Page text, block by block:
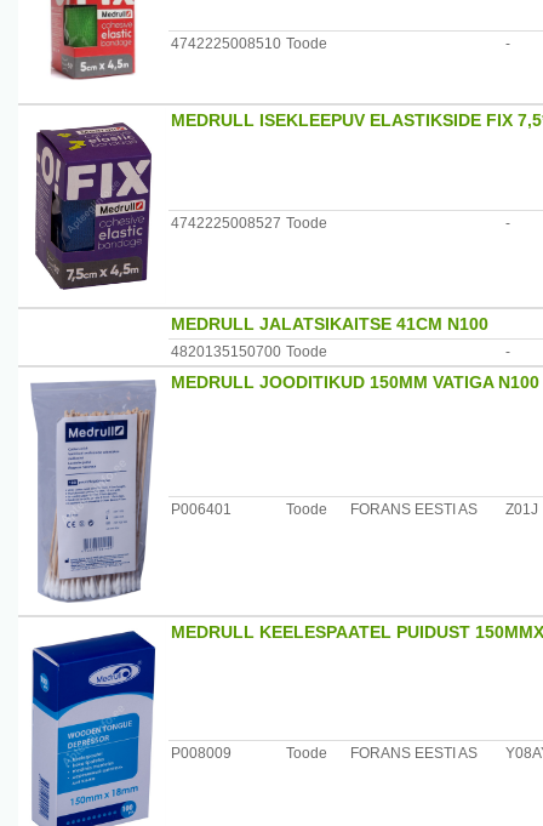
4742225008510 Toode -
MEDRULL ISEKLEEPUV ELASTIKSIDE FIX
4742225008527 Toode -
MEDRULL JALATSIKAITSE 41CM N100
4820135150700 Toode -
MEDRULL JOODITIKUD 150MM VATIGA N100
P006401 Toode FORANS EESTI AS Z01J
MEDRULL KEELESPAATEL PUIDUST
P008009 Toode FORANS EESTI AS